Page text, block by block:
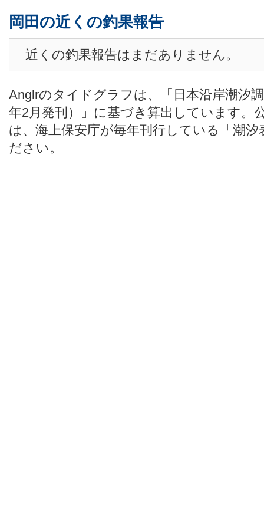
岡田の近くの釣果報告
近くの釣果報告はまだありません。
Anglrのタイドグラフは、「日本沿岸潮汐
年2月発刊）」に基づき算出しています。
は、海上保安庁が毎年刊行している「潮
ださい。